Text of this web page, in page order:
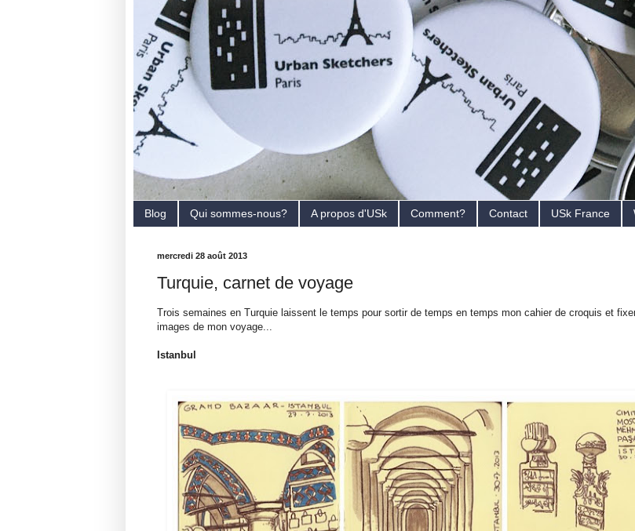
Blog Qui sommes-nous? A propos d'USk Comment? Contact USk France
mercredi 28 août 2013
Turquie, carnet de voyage
Trois semaines en Turquie laissent le temps pour sortir de temps en temps mon cahier de croquis et
images de mon voyage...
Istanbul